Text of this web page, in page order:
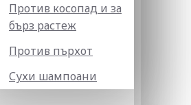
Против косопад и за
бърз растеж
Против пърхот
Сухи шампоани